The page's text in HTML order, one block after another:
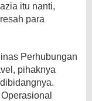
itu nanti,
para
Perhubungan
pihaknya